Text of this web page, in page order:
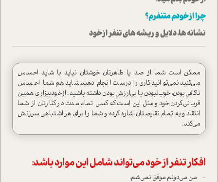
چرا از خودم متنفرم؟
نشانه ها، دلایل و ریشه های تنفر از خود
ممکن است شما از صدا یا ظاهرتان خوشتان نیاید یا شاید احساس
می‌کنید نمی‌توانید کاری را درست انجام دهید.شاید هم شما احساس
ناکافی‌بودن، خوب‌نبودن یا بی‌ارزش‌بودن داشته باشید. از‌خودبیزاری همین
قربانی‌کردن خود و مثل این است که کسی تمام مدت در کنارتان از شما
انتقاد و به تمام نقایصتان اشاره کرده و شما را برای هر اشتباهی سرزنش
می‌کند.
افکار تنفر از خود می‌تواند شامل این موارد باشد:
-
من می‌دونم موفق نمی‌شم.